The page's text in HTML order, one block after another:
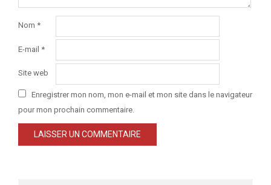
Nom *
E-mail *
Site web
Enregistrer mon nom, mon e-mail et mon site dans le navigateur
pour mon prochain commentaire.